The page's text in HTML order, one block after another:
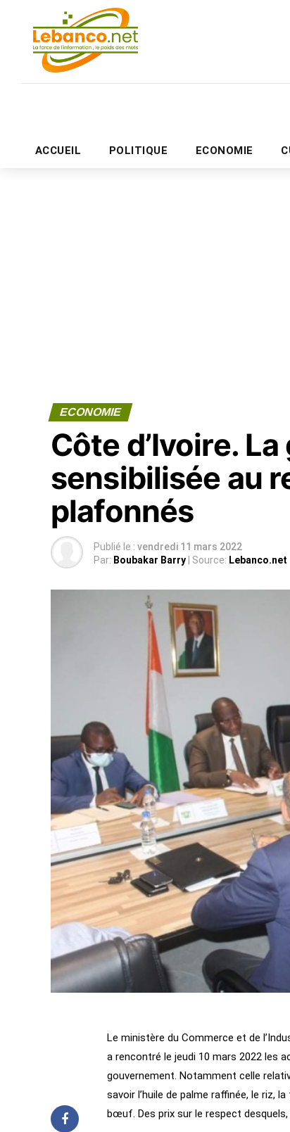
ACCUEIL POLITIQUE ECONOMIE
ECONOMIE
Côte d’Ivoire.
sensibilisée au
plafonnés
Publié le : vendredi 11 mars 2022
Par: Boubakar Barry | Source: Lebanco.net
Le ministère du Commerce et de
a rencontré le jeudi 10 mars 2022 les
gouvernement. Notamment celle
savoir l’huile de palme raffinée, le riz,
bœuf. Des prix sur le respect